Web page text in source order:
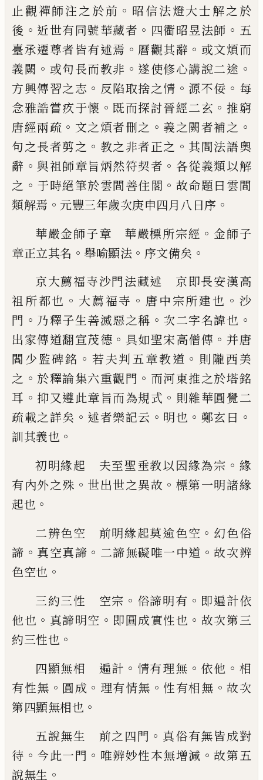
止觀禪師注之於前 。 昭信法燈大士解之於
後 。 近世有同號華藏者 。 四衢昭昱法師 。 五
臺承遷尊者皆有述焉 。 曆觀其辭 。 或文煩而
義闕 。 或句長而教非 。 遂使修心講說二途 。
方興傳習之志 。 反陷取捨之情 。 源不佞 。 每
念雅誥嘗疚于懷 。 既而探討晉經二玄 。 推窮
唐經兩疏 。 文之煩者刪之 。 義之闕者補之 。
句之長者剪之 。 教之非者正之 。其間法語奧
辭 。與祖師章旨炳然符契者 。 各從義類以解
之 。 于時絕筆於雲間善住閣 。 故命題曰雲間
類解焉 。 元豐三年歲次庚申四月八日序 。
華嚴金師子章 華嚴標所宗經 。 金師子
章正立其名 。 舉喻顯法 。 序文備矣 。
京大薦福寺沙門法藏述 京即長安漢高
祖所都也 。 大薦福寺 。 唐中宗所建也 。 沙
門 。 乃釋子生善滅惡之稱 。 次二字名諱也 。
出家傳道翻宣茂德 。 具如聖宋高僧傳 。 并唐
閻少監碑銘 。 若夫判五章教道 。 則隴西美
之 。 於釋論集六重觀門 。 而河東推之於塔銘
耳 。 抑又遵此章旨而為規式 。 則雜華圓覺二
疏載之詳矣 。 述者樂記云 。 明也 。 鄭玄曰 。
訓其義也 。
初明緣起 夫至聖垂教以因緣為宗 。 緣
有內外之殊 。 世出世之異故 。 標第一明諸緣
起也 。
二辨色空 前明緣起莫逾色空 。 幻色俗
諦 。 真空真諦 。 二諦無礙唯一中道 。故次辨
色空也 。
三約三性 空宗 。 俗諦明有 。 即遍計依
他也 。 真諦明空 。 即圓成實性也 。 故次第三
約三性也 。
四顯無相 遍計 。 情有理無 。 依他 。 相
有性無 。 圓成 。 理有情無 。 性有相無 。故次
第四顯無相也 。
五說無生 前之四門 。 真俗有無皆成對
待 。 今此一門 。 唯辨妙性本無增減 。故第五
說無生 。